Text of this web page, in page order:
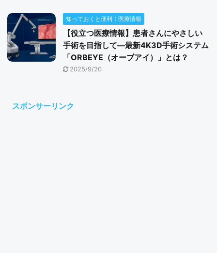
知っておくと便利！医療情報
【役立つ医療情報】患者さんにやさしい
手術を目指して―最新4K3D手術システム
「ORBEYE（オーブアイ）」とは？
2025/9/20
スポンサーリンク